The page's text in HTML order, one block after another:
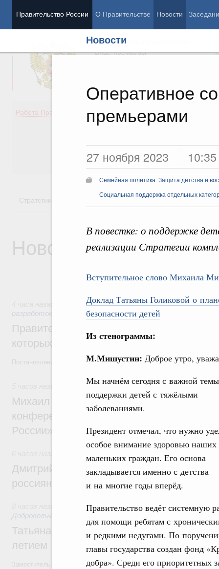
Правительство России О Правительстве Новости
Новости
Оперативное
премьерами
27 ноября 2023 10:35
Семейная политика. Защита детства и
Социальная поддержка отдельных
В повестке: о поддержке
реализации Стратегии
Вступительное слово Михаила
Доклад Татьяны Голиковой о
безопасности детей
Из стенограммы:
М.Мишустин: Доброе утро,
Мы начнём сегодня с важной
поддержки детей с тяжёлыми
заболеваниями.
Президент отмечал, что нужно
особое внимание здоровью наших
маленьких граждан. Его основа
закладывается именно с детства
и на многие годы вперёд.
Правительство ведёт системную
для помощи ребятам с
и редкими недугами. По
главы государства создан фонд
добра». Среди его приоритетных
Председатель Правительства
Вице-премьеры
Работа Правительства
Демография
Здоровье
Общество
Государство
Стратегии Государственные программы
Новости
Государственная политика в сфере научных
разработок
Правительство расширило перечень
которых освобождаются от НДФЛ
Постановление от 5 августа 2026 года №978
Отрасль информационных технологий
Михаил Мишустин дал поручения по
конференции «Цифровая индустрия
России»
Спорт высших достижений и массовый
Дмитрий Чернышенко и Михаил
россиян с Днём физкультурника
Социальные инновации. Некоммерческие
Добровольчество и волонтёрство. Благотворительность
Татьяна Голикова поздравила
летием
Заместитель Председателя Правительства Татьяна Голикова